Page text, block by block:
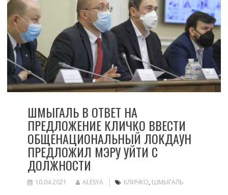
ШМЫГАЛЬ В ОТВЕТ НА
ПРЕДЛОЖЕНИЕ КЛИЧКО ВВЕСТИ
ОБЩЕНАЦИОНАЛЬНЫЙ ЛОКДАУН
ПРЕДЛОЖИЛ МЭРУ УЙТИ С
ДОЛЖНОСТИ
10.04.2021 ALESYA КЛИЧКО, ШМЫГАЛЬ